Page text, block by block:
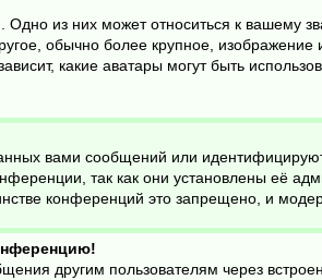
из них может относиться к вашему
обычно более крупное, изображение
какие аватары могут быть
вами сообщений или
так как они установлены её
конференций это запрещено, и
другим пользователям через